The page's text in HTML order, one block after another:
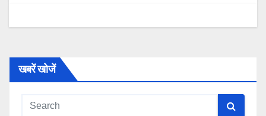
खबरें खोजें